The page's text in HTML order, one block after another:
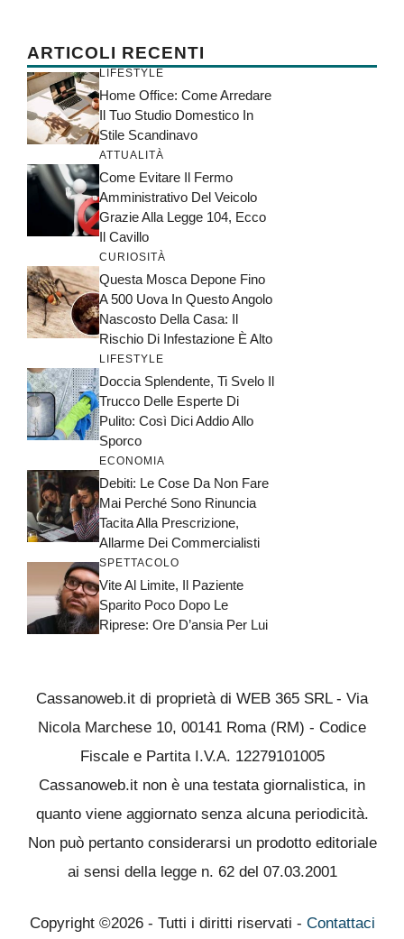
ARTICOLI RECENTI
LIFESTYLE
Home Office: Come Arredare
Il Tuo Studio Domestico In
Stile Scandinavo
ATTUALITÀ
Come Evitare Il Fermo
Amministrativo Del Veicolo
Grazie Alla Legge 104, Ecco
Il Cavillo
CURIOSITÀ
Questa Mosca Depone Fino
A 500 Uova In Questo Angolo
Nascosto Della Casa: Il
Rischio Di Infestazione È Alto
LIFESTYLE
Doccia Splendente, Ti Svelo Il
Trucco Delle Esperte Di
Pulito: Così Dici Addio Allo
Sporco
ECONOMIA
Debiti: Le Cose Da Non Fare
Mai Perché Sono Rinuncia
Tacita Alla Prescrizione,
Allarme Dei Commercialisti
SPETTACOLO
Vite Al Limite, Il Paziente
Sparito Poco Dopo Le
Riprese: Ore D’ansia Per Lui
Cassanoweb.it di proprietà di WEB 365 SRL - Via
Nicola Marchese 10, 00141 Roma (RM) - Codice
Fiscale e Partita I.V.A. 12279101005
Cassanoweb.it non è una testata giornalistica, in
quanto viene aggiornato senza alcuna periodicità.
Non può pertanto considerarsi un prodotto editoriale
ai sensi della legge n. 62 del 07.03.2001
Copyright ©2026 - Tutti i diritti riservati - Contattaci